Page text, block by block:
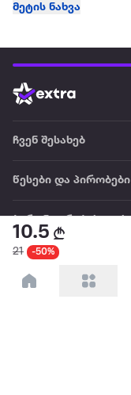
10.5
21 -50%
მეტის ნახვა
ჩვენ შესახებ
წესები და პირობები
ტრენდული